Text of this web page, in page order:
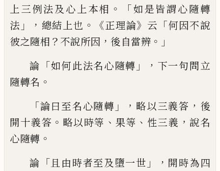
上三例法及 心 上本相 。「如是皆謂心隨轉
法 」， 總結上也 。《正理論》 云 「何因不說
彼之隨相 ？ 不說所因 ， 後自當辨 。」
論 「如何此法名心隨轉 」， 下一句問立
隨轉名 。
「論曰至名心隨轉 」， 略以三義答 ， 後
開十義答 。 略以時等 、 果等 、 性三義 ，說名
心隨轉 。
論 「且由時者至及墮一世 」， 開時為四